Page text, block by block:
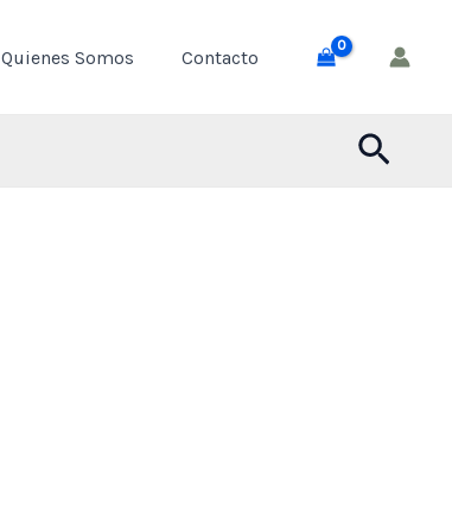
Quienes Somos Contacto
$ 55,000